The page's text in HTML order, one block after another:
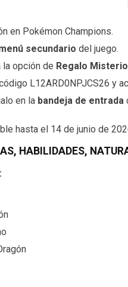
en Pokémon Champions.
secundario del juego.
opción de Regalo
L12ARD0NPJCS26 y
en la bandeja de entrada
hasta el 14 de junio de
HABILIDADES,